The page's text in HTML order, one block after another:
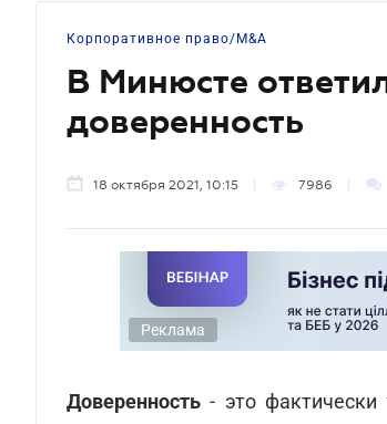
Корпоративное право/M&A
В Минюсте
доверенность
18 октября 2021, 10:15 7986
Реклама
Доверенность - это